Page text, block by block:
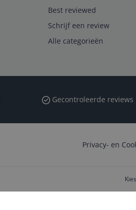
Best reviewed
Schrijf een review
Alle categorieën
Gecontroleerde reviews
Privacy- en